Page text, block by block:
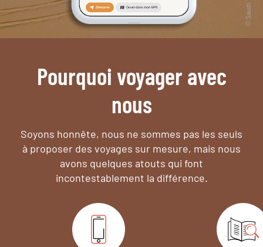
Pourquoi voyager avec
nous
Soyons honnête, nous ne sommes pas les seuls
à proposer des voyages sur mesure, mais nous
avons quelques atouts qui font
incontestablement la différence.